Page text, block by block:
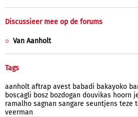
Discussieer mee op de forums
Van Aanholt
Tags
aanholt aftrap avest babadi bakayoko
boscagli bosz bozdogan douvikas hoorn
ramalho sagnan sangare seuntjens teze
veerman